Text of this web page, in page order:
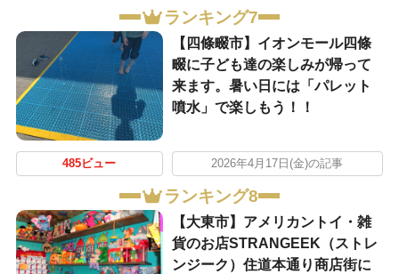
ランキング7
【四條畷市】イオンモール四條
畷に子ども達の楽しみが帰って
来ます。暑い日には「パレット
噴水」で楽しもう！！
485ビュー 2026年4月17日(金)の記事
ランキング8
【大東市】アメリカントイ・雑
貨のお店STRANGEEK（ストレ
ンジーク）住道本通り商店街に